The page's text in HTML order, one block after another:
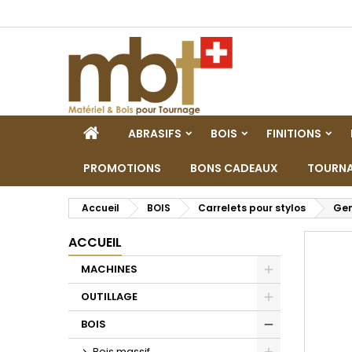
ACCUEILABRASIFS BOIS FINITIONS
PROMOTIONS BONS CADEAUX
Accueil BOIS Carrelets pour stylos
ACCUEIL
MACHINES
OUTILLAGE
BOIS